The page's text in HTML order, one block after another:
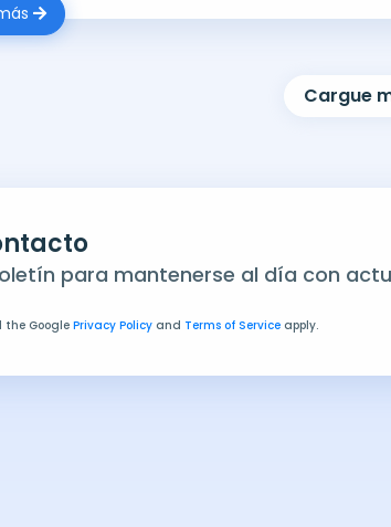
Cargue
para mantenerse al día con
the Google Privacy Policy and Terms of Service apply.